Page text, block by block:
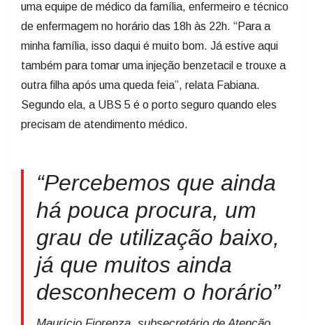
uma equipe de médico da família, enfermeiro e técnico
de enfermagem no horário das 18h às 22h. “Para a
minha família, isso daqui é muito bom. Já estive aqui
também para tomar uma injeção benzetacil e trouxe a
outra filha após uma queda feia”, relata Fabiana.
Segundo ela, a UBS 5 é o porto seguro quando eles
precisam de atendimento médico.
“Percebemos que ainda
há pouca procura, um
grau de utilização baixo,
já que muitos ainda
desconhecem o horário”